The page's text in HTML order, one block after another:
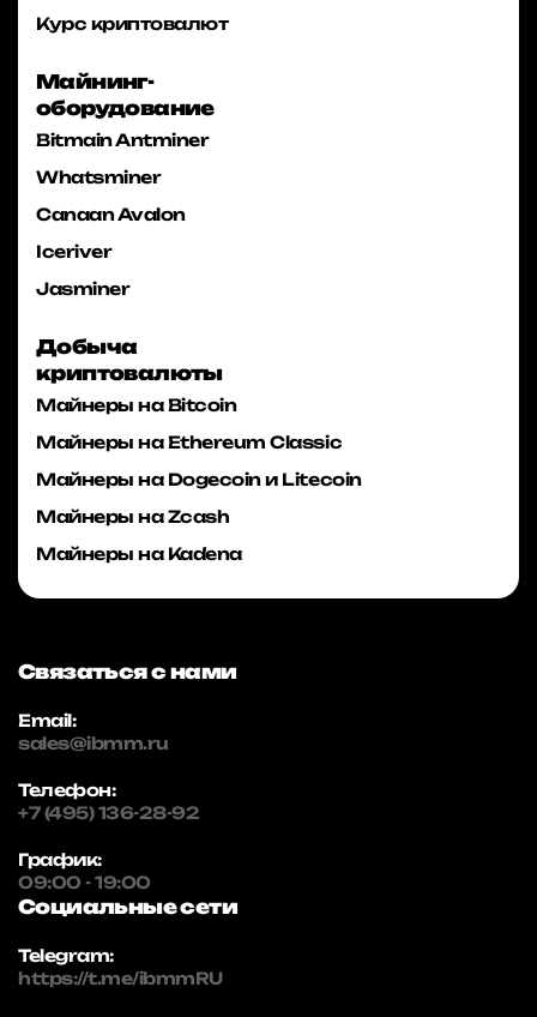
Курс криптовалют
Майнинг-
оборудование
Bitmain Antminer
Whatsminer
Canaan Avalon
Iceriver
Jasminer
Добыча
криптовалюты
Майнеры на Bitcoin
Майнеры на Ethereum Classic
Майнеры на Dogecoin и Litecoin
Майнеры на Zcash
Майнеры на Kadena
Связаться с нами
Email:
sales@ibmm.ru
Телефон:
+7 (495) 136-28-92
График:
09:00 - 19:00
Социальные сети
Telegram:
https://t.me/ibmmRU